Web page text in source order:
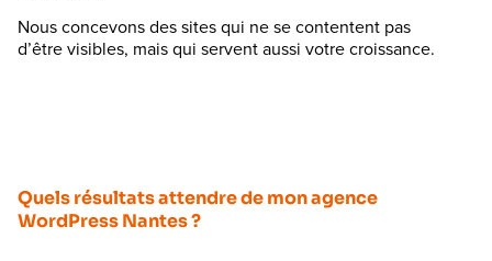
Nous concevons des sites qui ne se contentent pas
d’être visibles, mais qui servent aussi votre croissance.
Quels résultats attendre de mon agence
WordPress Nantes ?